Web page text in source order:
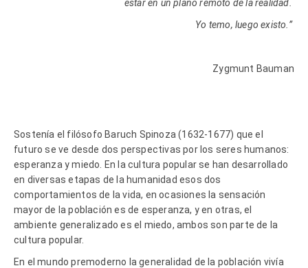
estar en un plano remoto de la realidad.
Yo temo, luego existo.”
Zygmunt Bauman
Sostenía el filósofo Baruch Spinoza (1632-1677) que el
futuro se ve desde dos perspectivas por los seres humanos:
esperanza y miedo. En la cultura popular se han desarrollado
en diversas etapas de la humanidad esos dos
comportamientos de la vida, en ocasiones la sensación
mayor de la población es de esperanza, y en otras, el
ambiente generalizado es el miedo, ambos son parte de la
cultura popular.
En el mundo premoderno la generalidad de la población vivía